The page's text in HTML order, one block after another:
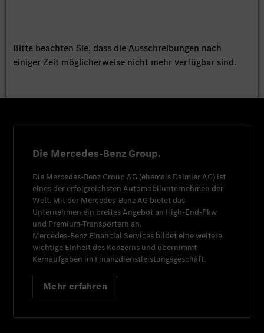
Bitte beachten Sie, dass die Ausschreibungen nach
einiger Zeit möglicherweise nicht mehr verfügbar sind.
Die Mercedes-Benz Group.
Die Mercedes-Benz Group AG (ehemals Daimler AG) ist
eines der erfolgreichsten Automobilunternehmen der
Welt. Mit der Mercedes-Benz AG bietet das
Unternehmen ein breites Angebot an High-End-Pkw
und Premium-Transportern an.
Mercedes-Benz Financial Services bildet eine weitere
wichtige Einheit des Konzerns und übernimmt
Kernaufgaben im Finanzdienstleistungsgeschäft.
Mehr erfahren